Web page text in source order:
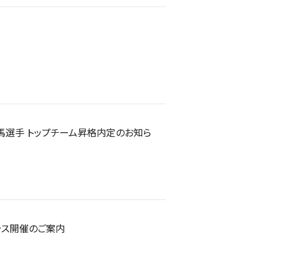
選手 トップチーム昇格内定のお知ら
開催のご案内